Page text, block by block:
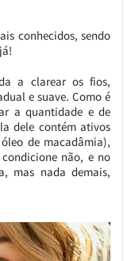
conhecidos, sendo
a clarear os fios,
e suave. Como é
a quantidade e de
dele contém ativos
de macadâmia),
não, e no
mas nada demais,